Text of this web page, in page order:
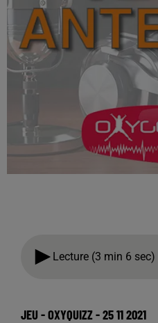
Lecture (3 min 6 sec)
JEU - OXYQUIZZ - 25 11 2021